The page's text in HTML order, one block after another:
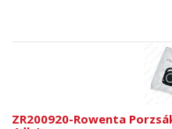
ZR200920-Rowenta